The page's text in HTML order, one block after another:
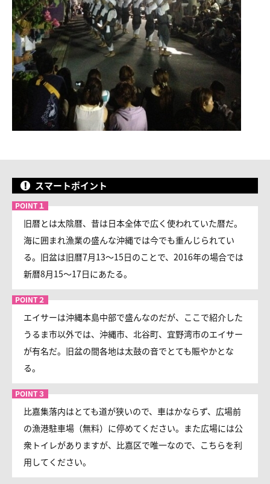
スマートポイント
旧暦とは太陰暦、昔は日本全体で広く使われていた暦だ。
海に囲まれ漁業の盛んな沖縄では今でも重んじられてい
る。旧盆は旧暦7月13～15日のことで、2016年の場合では
新暦8月15～17日にあたる。
エイサーは沖縄本島中部で盛んなのだが、ここで紹介した
うるま市以外では、沖縄市、北谷町、宜野湾市のエイサー
が有名だ。旧盆の間各地は太鼓の音でとても賑やかとな
る。
比嘉集落内はとても道が狭いので、車はかならず、広場前
の漁港駐車場（無料）に停めてください。また広場には公
衆トイレがありますが、比嘉区で唯一なので、こちらを利
用してください。